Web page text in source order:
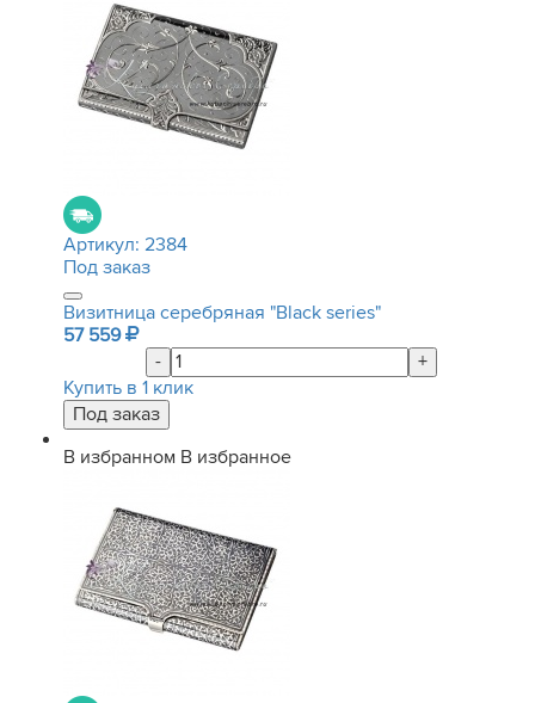
Артикул: 2384
Под заказ
Визитница серебряная "Black series"
57 559
-
+
Купить в 1 клик
В избранном В избранное